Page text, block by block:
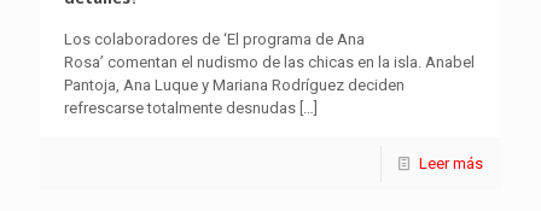
Los colaboradores de ‘El programa de Ana
Rosa’ comentan el nudismo de las chicas en la isla. Anabel
Pantoja, Ana Luque y Mariana Rodríguez deciden
refrescarse totalmente desnudas […]
Leer más